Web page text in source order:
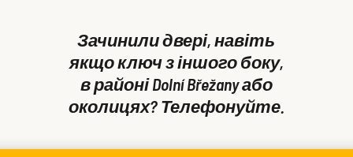
Зачинили двері, навіть
якщо ключ з іншого боку,
в районі Dolní Břežany або
околицях? Телефонуйте.